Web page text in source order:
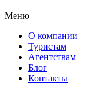
Меню
О компании
Туристам
Агентствам
Блог
Контакты